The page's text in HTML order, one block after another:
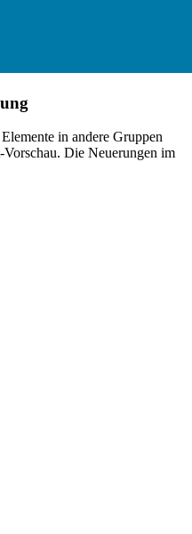
in andere Gruppen
Vorschau. Die Neuerungen im